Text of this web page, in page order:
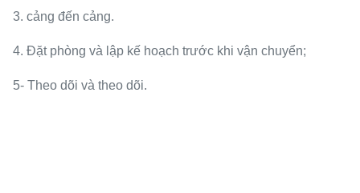
3. cảng đến cảng.
4. Đặt phòng và lập kế hoạch trước khi vận chuyển;
5- Theo dõi và theo dõi.